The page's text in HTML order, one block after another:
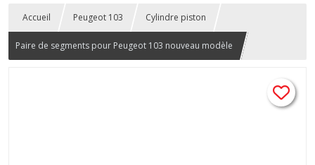
Accueil Peugeot 103 Cylindre piston
Paire de segments pour Peugeot 103 nouveau modèle